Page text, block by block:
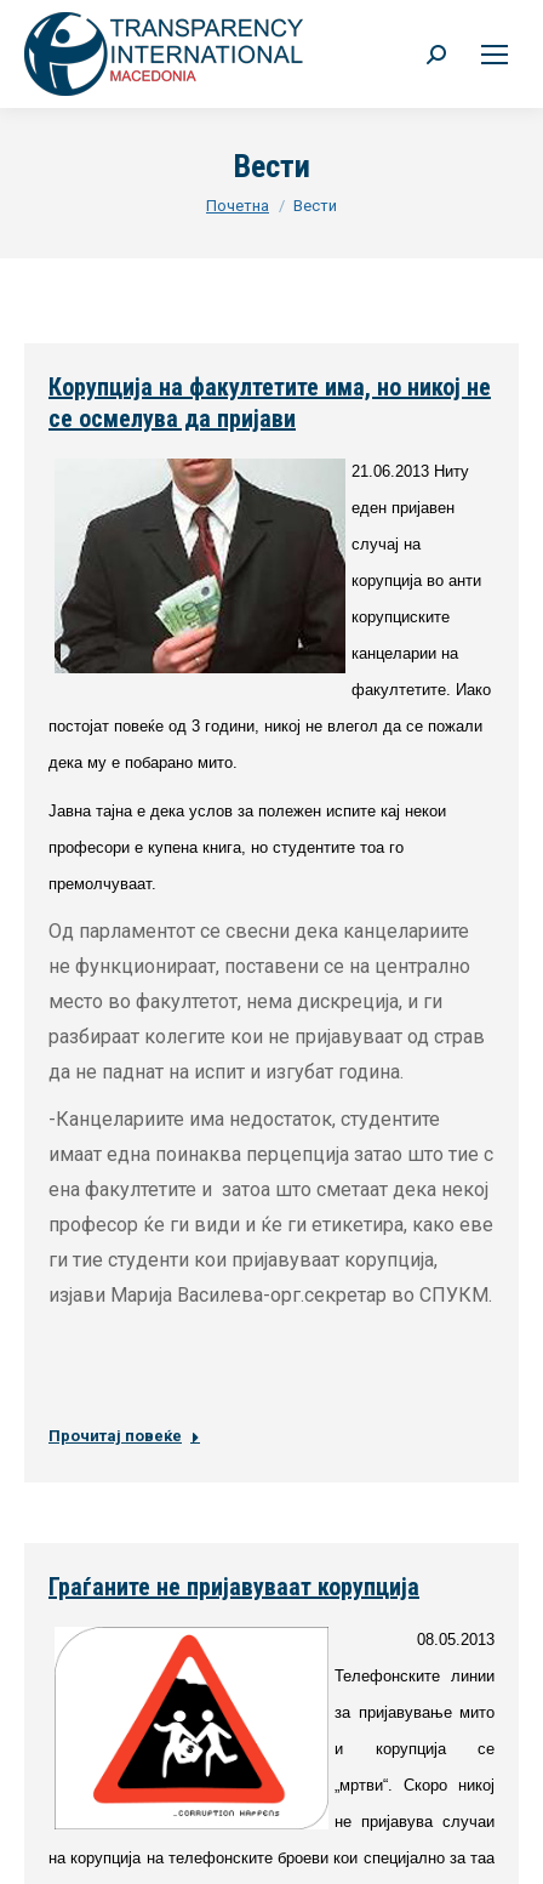
Search:
Вести
You are here:
Почетна Вести
Корупција на факултетите има, но никој не
се осмелува да пријави
21.06.2013 Ниту
еден пријавен
случај на
корупција во анти
корупциските
канцеларии на
факултетите. Иако
постојат повеќе од 3 години, никој не влегол да се пожали
дека му е побарано мито.
Јавна тајна е дека услов за полежен испите кај некои
професори е купена книга, но студентите тоа го
премолчуваат.
Од парламентот се свесни дека канцелариите
не функционираат, поставени се на централно
место во факултетот, нема дискреција, и ги
разбираат колегите кои не пријавуваат од страв
да не паднат на испит и изгубат година.
-Канцелариите има недостаток, студентите
имаат една поинаква перцепција затао што тие с
ена факултетите и затоа што сметаат дека некој
професор ќе ги види и ќе ги етикетира, како еве
ги тие студенти кои пријавуваат корупција,
изјави Марија Василева-орг.секретар во СПУКМ.
Прочитај повеќе
Граѓаните не пријавуваат корупција
08.05.2013
Телефонските линии
за пријавување мито
и корупција се
„мртви“. Скоро никој
не пријавува случаи
на корупција на телефонските броеви кои специјално за таа